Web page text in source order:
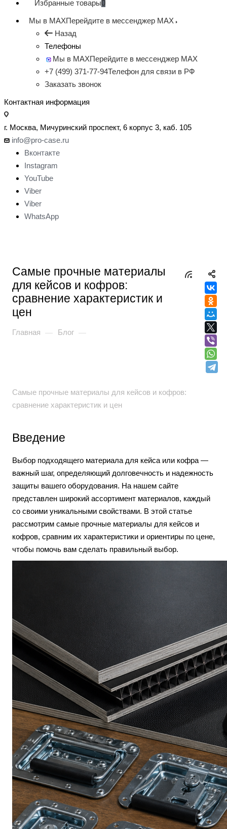
Избранные товары0
Мы в MAXПерейдите в мессенджер MAX
Назад
Телефоны
Мы в MAXПерейдите в мессенджер MAX
+7 (499) 371-77-94Телефон для связи в РФ
Заказать звонок
Контактная информация
г. Москва, Мичуринский проспект, 6 корпус 3, каб. 105
info@pro-case.ru
Вконтакте
Instagram
YouTube
Viber
Viber
WhatsApp
Самые прочные материалы
для кейсов и кофров:
сравнение характеристик и
цен
Главная — Блог —
Самые прочные материалы для кейсов и кофров:
сравнение характеристик и цен
Введение
Выбор подходящего материала для кейса или кофра —
важный шаг, определяющий долговечность и надежность
защиты вашего оборудования. На нашем сайте
представлен широкий ассортимент материалов, каждый
со своими уникальными свойствами. В этой статье
рассмотрим самые прочные материалы для кейсов и
кофров, сравним их характеристики и ориентиры по цене,
чтобы помочь вам сделать правильный выбор.